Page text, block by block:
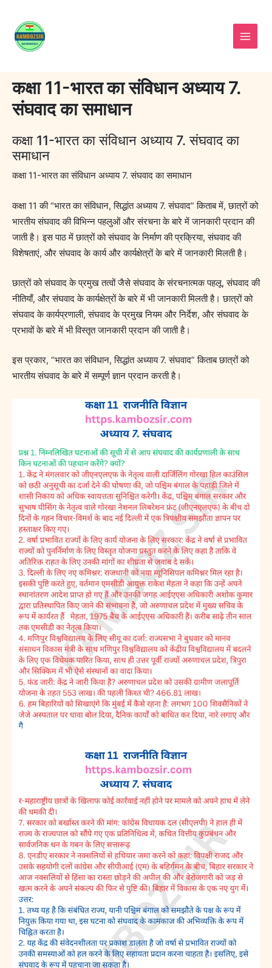
content
कक्षा 11-भारत का संविधान अध्याय 7.
संघवाद का समाधान
कक्षा 11-भारत का संविधान अध्याय 7. संघवाद का
समाधान
कक्षा 11-भारत का संविधान अध्याय 7. संघवाद का समाधान
कक्षा 11 की “भारत का संविधान, सिद्धांत अध्याय 7. संघवाद” किताब में, छात्रों को
भारतीय संघवाद की विभिन्न पहलुओं और संरचना के बारे में जानकारी प्रदान की
जाती है। इस पाठ में छात्रों को संघवाद के निर्माण की प्रक्रिया, संघवाद की
विशेषताएं, और संघवाद के कार्य और कार्यक्षेत्रों के बारे में जानकारी मिलती है।
छात्रों को संघवाद के प्रमुख तत्वों जैसे संघवाद के संरचनात्मक पहलू, संघवाद की
नीतियाँ, और संघवाद के कार्यक्षेत्रों के बारे में भी जानकारी मिलती है। छात्रों को
संघवाद के कार्यप्रणाली, संघवाद के प्रमुख नियम और निर्देश, और संघवाद के
प्रभावों के बारे में भी विस्तृत जानकारी प्रदान की जाती है।
इस प्रकार, “भारत का संविधान, सिद्धांत अध्याय 7. संघवाद” किताब छात्रों को
भारतीय संघवाद के बारे में सम्पूर्ण ज्ञान प्रदान करती है।